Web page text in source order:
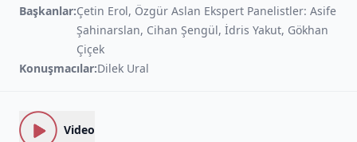
Başkanlar:Çetin Erol, Özgür Aslan Ekspert Panelistler: Asife
Şahinarslan, Cihan Şengül, İdris Yakut, Gökhan
Çiçek
Konuşmacılar:Dilek Ural
Video